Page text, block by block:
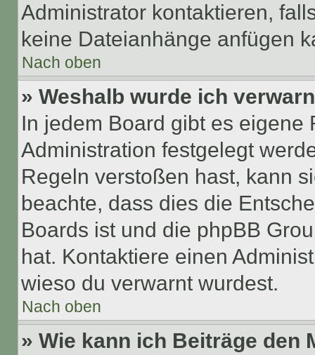
Administrator kontaktieren,
keine Dateianhänge anfügen
Nach oben
» Weshalb wurde ich
In jedem Board gibt es
Administration festgelegt
Regeln verstoßen hast, kann
beachte, dass dies die
Boards ist und die phpBB
hat. Kontaktiere einen
wieso du verwarnt wurdest.
Nach oben
» Wie kann ich Beiträge den